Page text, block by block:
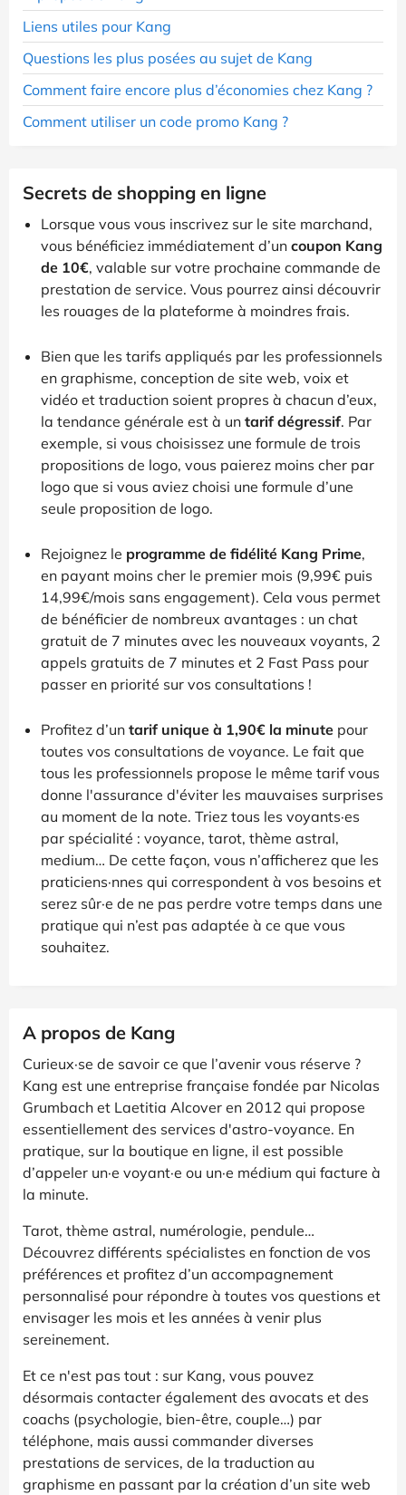
Liens utiles pour Kang
Questions les plus posées au sujet de Kang
Comment faire encore plus d’économies chez Kang ?
Comment utiliser un code promo Kang ?
Secrets de shopping en ligne
Lorsque vous vous inscrivez sur le site marchand,
vous bénéficiez immédiatement d’un coupon Kang
de 10€, valable sur votre prochaine commande de
prestation de service. Vous pourrez ainsi découvrir
les rouages de la plateforme à moindres frais.
Bien que les tarifs appliqués par les professionnels
en graphisme, conception de site web, voix et
vidéo et traduction soient propres à chacun d’eux,
la tendance générale est à un tarif dégressif. Par
exemple, si vous choisissez une formule de trois
propositions de logo, vous paierez moins cher par
logo que si vous aviez choisi une formule d’une
seule proposition de logo.
Rejoignez le programme de fidélité Kang Prime,
en payant moins cher le premier mois (9,99€ puis
14,99€/mois sans engagement). Cela vous permet
de bénéficier de nombreux avantages : un chat
gratuit de 7 minutes avec les nouveaux voyants, 2
appels gratuits de 7 minutes et 2 Fast Pass pour
passer en priorité sur vos consultations !
Profitez d’un tarif unique à 1,90€ la minute pour
toutes vos consultations de voyance. Le fait que
tous les professionnels propose le même tarif vous
donne l'assurance d'éviter les mauvaises surprises
au moment de la note. Triez tous les voyants·es
par spécialité : voyance, tarot, thème astral,
medium… De cette façon, vous n’afficherez que les
praticiens·nnes qui correspondent à vos besoins et
serez sûr·e de ne pas perdre votre temps dans une
pratique qui n’est pas adaptée à ce que vous
souhaitez.
A propos de Kang
Curieux·se de savoir ce que l’avenir vous réserve ?
Kang est une entreprise française fondée par Nicolas
Grumbach et Laetitia Alcover en 2012 qui propose
essentiellement des services d'astro-voyance. En
pratique, sur la boutique en ligne, il est possible
d’appeler un·e voyant·e ou un·e médium qui facture à
la minute.
Tarot, thème astral, numérologie, pendule…
Découvrez différents spécialistes en fonction de vos
préférences et profitez d’un accompagnement
personnalisé pour répondre à toutes vos questions et
envisager les mois et les années à venir plus
sereinement.
Et ce n'est pas tout : sur Kang, vous pouvez
désormais contacter également des avocats et des
coachs (psychologie, bien-être, couple…) par
téléphone, mais aussi commander diverses
prestations de services, de la traduction au
graphisme en passant par la création d’un site web